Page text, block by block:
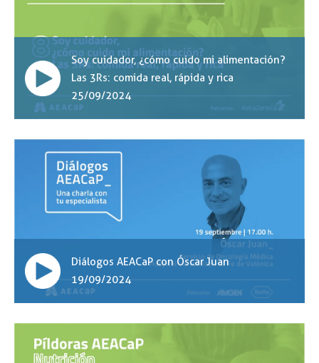
Soy cuidador, ¿cómo cuido mi alimentación?
Las 3Rs: comida real, rápida y rica
25/09/2024
Diálogos AEACaP con Óscar Juan
19/09/2024